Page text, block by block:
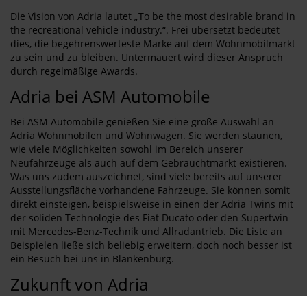
Die Vision von Adria lautet „To be the most desirable brand in
the recreational vehicle industry.“. Frei übersetzt bedeutet
dies, die begehrenswerteste Marke auf dem Wohnmobilmarkt
zu sein und zu bleiben. Untermauert wird dieser Anspruch
durch regelmäßige Awards.
Adria bei ASM Automobile
Bei ASM Automobile genießen Sie eine große Auswahl an
Adria Wohnmobilen und Wohnwagen. Sie werden staunen,
wie viele Möglichkeiten sowohl im Bereich unserer
Neufahrzeuge als auch auf dem Gebrauchtmarkt existieren.
Was uns zudem auszeichnet, sind viele bereits auf unserer
Ausstellungsfläche vorhandene Fahrzeuge. Sie können somit
direkt einsteigen, beispielsweise in einen der Adria Twins mit
der soliden Technologie des Fiat Ducato oder den Supertwin
mit Mercedes-Benz-Technik und Allradantrieb. Die Liste an
Beispielen ließe sich beliebig erweitern, doch noch besser ist
ein Besuch bei uns in Blankenburg.
Zukunft von Adria